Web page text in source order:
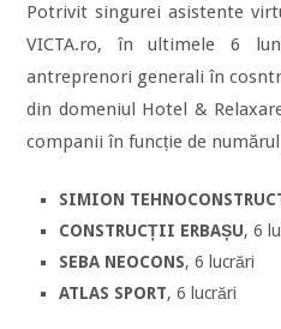
Potrivit singurei asistente
VICTA.ro, în ultimele 6
antreprenori generali în
din domeniul Hotel &
companii în funcție de
SIMION
CONSTRUCȚII ERBAȘU, 6
SEBA NEOCONS, 6 lucrări
ATLAS SPORT, 6 lucrări